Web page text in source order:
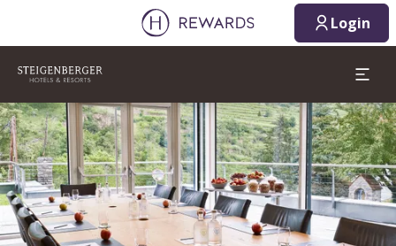
Login
Diapositivo 1 de 1
11/08/2026
1 Quarto(s) ⋅ 1 Adulto